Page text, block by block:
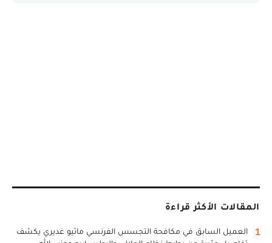
المقالات الأكثر قراءة
1
العميل السابق في مكافحة التجسس الفرنسي ماثيو غديري يكشف